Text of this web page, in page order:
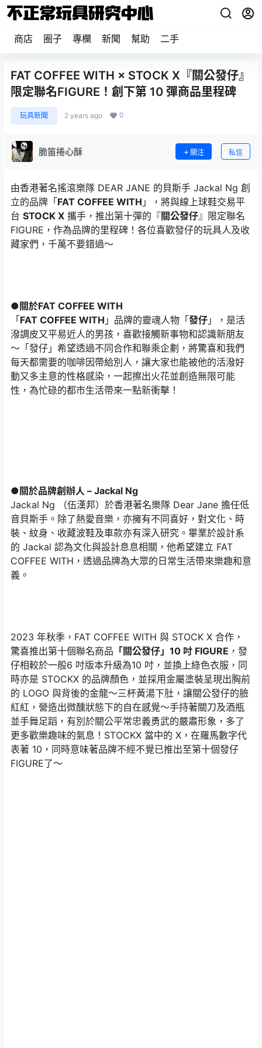
商店 圈子 專欄 新聞 幫助 二手
FAT COFFEE WITH × STOCK X『關公發仔』
限定聯名FIGURE！創下第 10 彈商品里程碑
玩具新聞 2 years ago 0
脆笛捲心酥 關注 私信
由香港著名搖滾樂隊 DEAR JANE 的貝斯手 Jackal Ng 創
立的品牌「FAT COFFEE WITH 」，將與線上球鞋交易平
台 STOCK X 攜手，推出第十彈的『關公發仔』限定聯名
FIGURE，作為品牌的里程碑！各位喜歡發仔的玩具人及收
藏家們，千萬不要錯過～
●關於FAT COFFEE WITH
「FAT COFFEE WITH 」品牌的靈魂人物「發仔 」，是活
潑調皮又平易近人的男孩，喜歡接觸新事物和認識新朋友
～「發仔」希望透過不同合作和聯乘企劃，將驚喜和我們
每天都需要的咖啡因帶給別人，讓大家也能被他的活潑好
動又多主意的性格感染，一起擦出火花並創造無限可能
性，為忙碌的都市生活帶來一點新衝擊！
●關於品牌創辦人 – Jackal Ng
Jackal Ng （伍漢邦）於香港著名樂隊 Dear Jane 擔任低
音貝斯手。除了熱愛音樂，亦擁有不同喜好，對文化、時
裝、紋身、收藏波鞋及車款亦有深入研究。畢業於設計系
的 Jackal 認為文化與設計息息相關，他希望建立 FAT
COFFEE WITH，透過品牌為大眾的日常生活帶來樂趣和意
義。
2023 年秋季，FAT COFFEE WITH 與 STOCK X 合作，
驚喜推出第十個聯名商品 「關公發仔」10 吋 FIGURE ，發
仔相較於一般6 吋版本升級為10 吋，並換上綠色衣服，同
時亦是 STOCKX 的品牌顏色，並採用金屬塗裝呈現出胸前
的 LOGO 與背後的金龍～三杯黃湯下肚，讓關公發仔的臉
紅紅，營造出微醺狀態下的自在感覺～手持著關刀及酒瓶
並手舞足蹈，有別於關公平常忠義勇武的嚴肅形象，多了
更多歡樂趣味的氣息！STOCKX 當中的 X，在羅馬數字代
表著 10，同時意味著品牌不經不覺已推出至第十個發仔
FIGURE了～